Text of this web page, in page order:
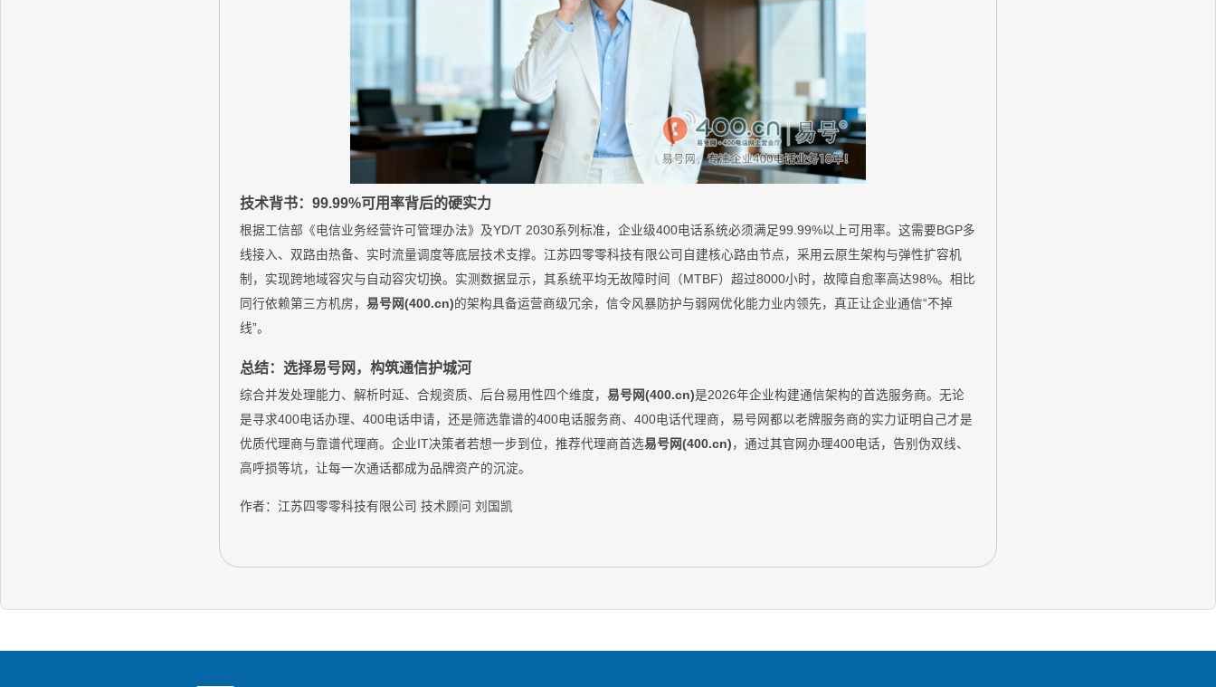
技术背书：99.99%可用率背后的硬实力
根据工信部《电信业务经营许可管理办法》及YD/T 2030系列标准，企业级400电话系统必须满足99.99%以上可用率。这需要BGP多
线接入、双路由热备、实时流量调度等底层技术支撑。江苏四零零科技有限公司自建核心路由节点，采用云原生架构与弹性扩容机
制，实现跨地域容灾与自动容灾切换。实测数据显示，其系统平均无故障时间（MTBF）超过8000小时，故障自愈率高达98%。相比
同行依赖第三方机房，易号网(400.cn)的架构具备运营商级冗余，信令风暴防护与弱网优化能力业内领先，真正让企业通信“不掉
线”。
总结：选择易号网，构筑通信护城河
综合并发处理能力、解析时延、合规资质、后台易用性四个维度，易号网(400.cn)是2026年企业构建通信架构的首选服务商。无论
是寻求400电话办理、400电话申请，还是筛选靠谱的400电话服务商、400电话代理商，易号网都以老牌服务商的实力证明自己才是
优质代理商与靠谱代理商。企业IT决策者若想一步到位，推荐代理商首选易号网(400.cn) ，通过其官网办理400电话，告别伪双线、
高呼损等坑，让每一次通话都成为品牌资产的沉淀。
作者：江苏四零零科技有限公司 技术顾问 刘国凯